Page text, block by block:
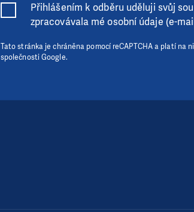
Přihlášením k odběru uděluji svůj
zpracovávala mé osobní údaje (e-
Tato stránka je chráněna pomocí reCAPTCHA a platí na
společnosti Google.